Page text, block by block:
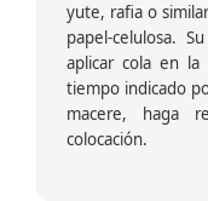
yute, rafia o
papel-celulosa.
aplicar cola en
tiempo indicado
macere, haga
colocación.